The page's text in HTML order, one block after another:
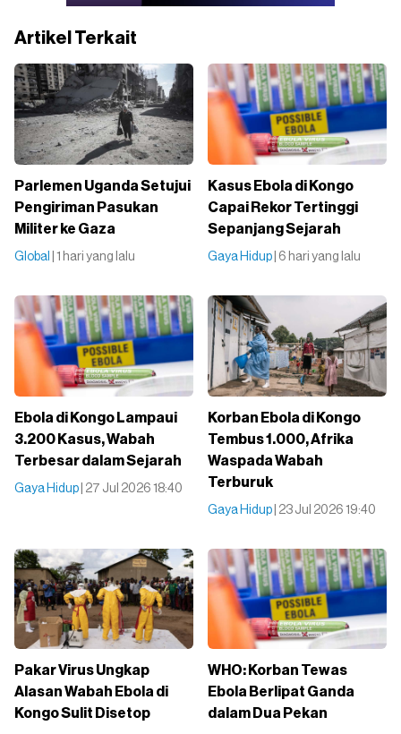
Artikel Terkait
Parlemen Uganda Setujui
Pengiriman Pasukan
Militer ke Gaza
Global | 1 hari yang lalu
Kasus Ebola di Kongo
Capai Rekor Tertinggi
Sepanjang Sejarah
Gaya Hidup | 6 hari yang lalu
Ebola di Kongo Lampaui
3.200 Kasus, Wabah
Terbesar dalam Sejarah
Gaya Hidup | 27 Jul 2026 18:40
Korban Ebola di Kongo
Tembus 1.000, Afrika
Waspada Wabah
Terburuk
Gaya Hidup | 23 Jul 2026 19:40
Pakar Virus Ungkap
Alasan Wabah Ebola di
Kongo Sulit Disetop
WHO: Korban Tewas
Ebola Berlipat Ganda
dalam Dua Pekan